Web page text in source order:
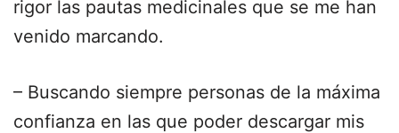
rigor las pautas medicinales que se me han
venido marcando.
– Buscando siempre personas de la máxima
confianza en las que poder descargar mis